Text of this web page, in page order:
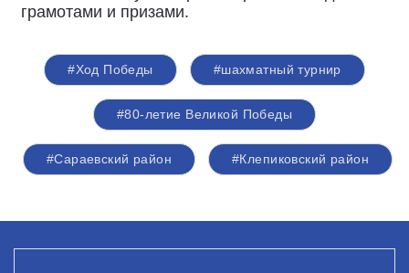
грамотами и призами.
#Ход Победы #шахматный турнир
#80-летие Великой Победы
#Сараевский район #Клепиковский район